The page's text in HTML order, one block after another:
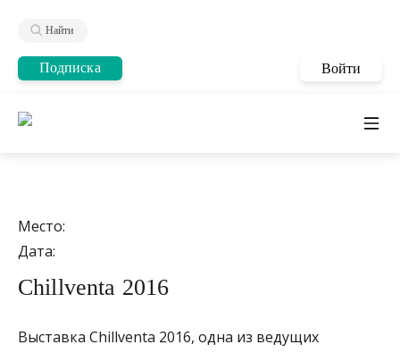
Найти
Подписка Войти
Место:
Дата:
Chillventa 2016
Выставка Chillventa 2016, одна из ведущих